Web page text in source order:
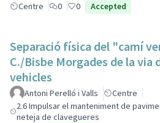
Centre
0 0 Accepted
Separació física del "camí
C./Bisbe Morgades de la via
vehicles
Antoni Perelló i Valls
Centre
2.6 Impulsar el manteniment de
neteja de clavegueres